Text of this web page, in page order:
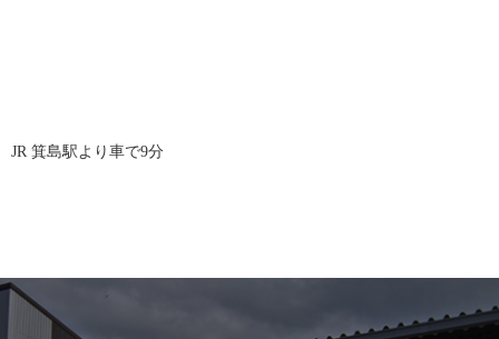
JR 箕島駅より車で9分